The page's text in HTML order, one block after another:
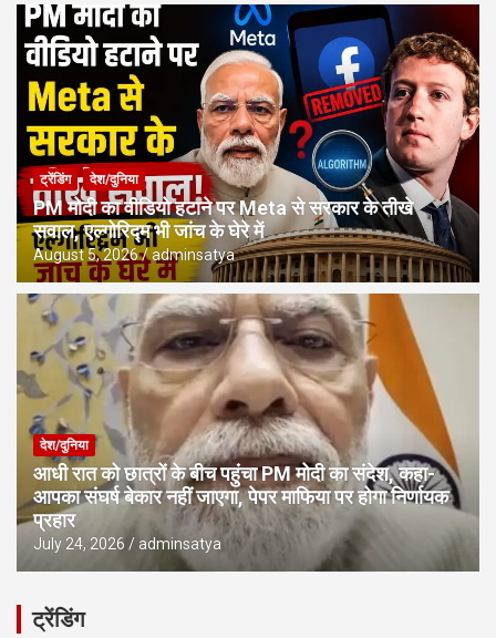
ट्रेंडिंग देश/दुनिया
PM मोदी का वीडियो हटाने पर Meta से सरकार के तीखे
सवाल, एल्गोरिद्म भी जांच के घेरे में
August 5, 2026 adminsatya
देश/दुनिया
आधी रात को छात्रों के बीच पहुंचा PM मोदी का संदेश, कहा-
आपका संघर्ष बेकार नहीं जाएगा, पेपर माफिया पर होगा निर्णायक
प्रहार
July 24, 2026 adminsatya
ट्रेंडिंग